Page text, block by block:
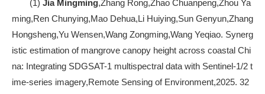
(1) Jia Mingming,Zhang Rong,Zhao Chuanpeng,Zhou Ya
ming,Ren Chunying,Mao Dehua,Li Huiying,Sun Genyun,Zhang
Hongsheng,Yu Wensen,Wang Zongming,Wang Yeqiao. Synerg
istic estimation of mangrove canopy height across coastal Chi
na: Integrating SDGSAT-1 multispectral data with Sentinel-1/2 t
ime-series imagery,Remote Sensing of Environment,2025. 32